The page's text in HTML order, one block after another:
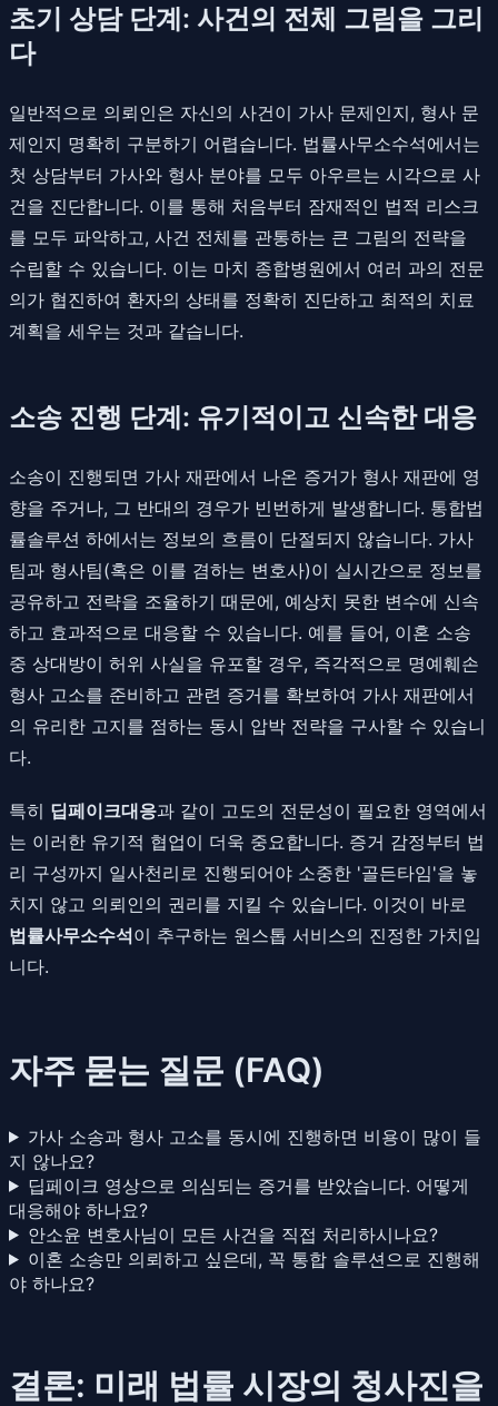
초기 상담 단계: 사건의 전체 그림을 그리
다
일반적으로 의뢰인은 자신의 사건이 가사 문제인지, 형사 문
제인지 명확히 구분하기 어렵습니다. 법률사무소수석에서는
첫 상담부터 가사와 형사 분야를 모두 아우르는 시각으로 사
건을 진단합니다. 이를 통해 처음부터 잠재적인 법적 리스크
를 모두 파악하고, 사건 전체를 관통하는 큰 그림의 전략을
수립할 수 있습니다. 이는 마치 종합병원에서 여러 과의 전문
의가 협진하여 환자의 상태를 정확히 진단하고 최적의 치료
계획을 세우는 것과 같습니다.
소송 진행 단계: 유기적이고 신속한 대응
소송이 진행되면 가사 재판에서 나온 증거가 형사 재판에 영
향을 주거나, 그 반대의 경우가 빈번하게 발생합니다. 통합법
률솔루션 하에서는 정보의 흐름이 단절되지 않습니다. 가사
팀과 형사팀(혹은 이를 겸하는 변호사)이 실시간으로 정보를
공유하고 전략을 조율하기 때문에, 예상치 못한 변수에 신속
하고 효과적으로 대응할 수 있습니다. 예를 들어, 이혼 소송
중 상대방이 허위 사실을 유포할 경우, 즉각적으로 명예훼손
형사 고소를 준비하고 관련 증거를 확보하여 가사 재판에서
의 유리한 고지를 점하는 동시 압박 전략을 구사할 수 있습니
다.
특히 딥페이크대응과 같이 고도의 전문성이 필요한 영역에서
는 이러한 유기적 협업이 더욱 중요합니다. 증거 감정부터 법
리 구성까지 일사천리로 진행되어야 소중한 '골든타임'을 놓
치지 않고 의뢰인의 권리를 지킬 수 있습니다. 이것이 바로
법률사무소수석이 추구하는 원스톱 서비스의 진정한 가치입
니다.
자주 묻는 질문 (FAQ)
가사 소송과 형사 고소를 동시에 진행하면 비용이 많이 들
지 않나요?
딥페이크 영상으로 의심되는 증거를 받았습니다. 어떻게
대응해야 하나요?
안소윤 변호사님이 모든 사건을 직접 처리하시나요?
이혼 소송만 의뢰하고 싶은데, 꼭 통합 솔루션으로 진행해
야 하나요?
결론: 미래 법률 시장의 청사진을